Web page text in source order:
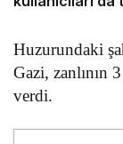
Huzurundaki
Gazi, zanlının
verdi.